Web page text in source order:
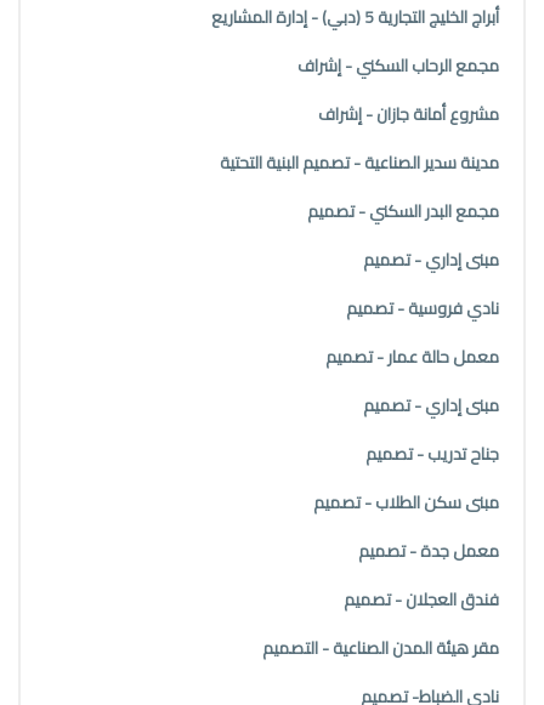
أبراج الخليج التجارية 5 (دبي) - إدارة المشاريع
مجمع الرحاب السكني - إشراف
مشروع أمانة جازان - إشراف
مدينة سدير الصناعية - تصميم البنية التحتية
مجمع البدر السكني - تصميم
مبنى إداري - تصميم
نادي فروسية - تصميم
معمل حالة عمار - تصميم
مبنى إداري - تصميم
جناح تدريب - تصميم
مبنى سكن الطلاب - تصميم
معمل جدة - تصميم
فندق العجلان - تصميم
مقر هيئة المدن الصناعية - التصميم
نادي الضباط- تصميم